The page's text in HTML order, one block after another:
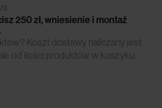
250 zł, wniesienie i montaż
Koszt dostawy naliczany jest
od ilości produktów w koszyku.